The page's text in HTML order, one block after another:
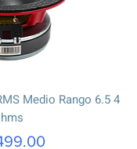
Medio Rango 6.5 4